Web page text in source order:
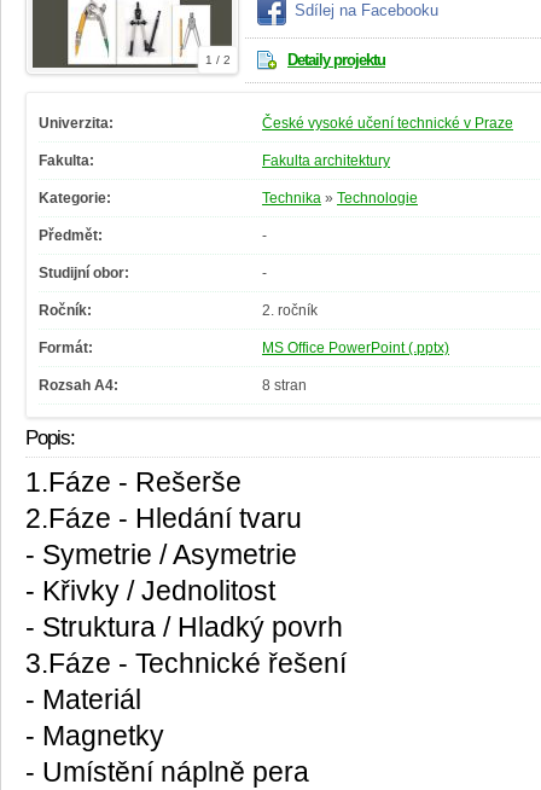
1 / 2
Sdílej na Facebooku
Detaily projektu
Univerzita: České vysoké učení technické v Praze
Fakulta: Fakulta architektury
Kategorie: Technika » Technologie
Předmět: -
Studijní obor: -
Ročník: 2. ročník
Formát: MS Office PowerPoint (.pptx)
Rozsah A4: 8 stran
Popis:
1.Fáze - Rešerše
2.Fáze - Hledání tvaru
- Symetrie / Asymetrie
- Křivky / Jednolitost
- Struktura / Hladký povrh
3.Fáze - Technické řešení
- Materiál
- Magnetky
- Umístění náplně pera